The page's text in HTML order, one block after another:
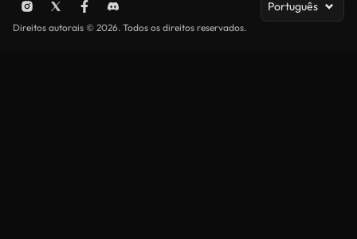
Português
Direitos autorais © 2026. Todos os direitos reservados.